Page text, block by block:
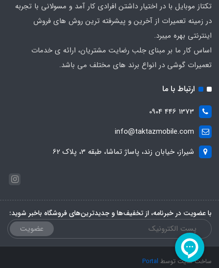
تکتاز موبایل با در اختیار داشتن افرادی کار آمد و مسولانی با تجربه
در زمینه تعمیرات از آخرین و پیشرفته ترین روش های فروش
اینترنتی بهره میبرد.
اساس کار ما بر مبنای جلب رضایت مشتریان، ارائه ی خدمات
تعمیرات گوشی در انواع برند های مختلف می باشد.
ارتباط با ما
1373 446 0904
info@taktazmobile.com
شیراز، خیابان زند، پاساژ تماشا، طبقه 3، پلاک 62
با عضویت در خبرنامه، از تخفیف‌ها و جدیدترین‌های فروشگاه باخبر شوید:
عضویت
ساخت سایت توسط Portal